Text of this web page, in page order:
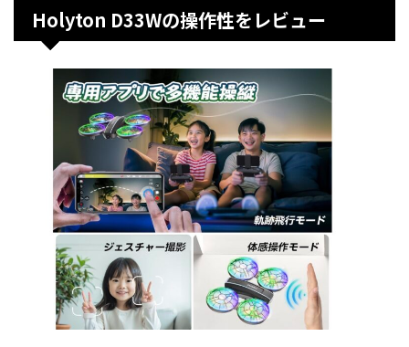
Holyton D33Wの操作性をレビュー